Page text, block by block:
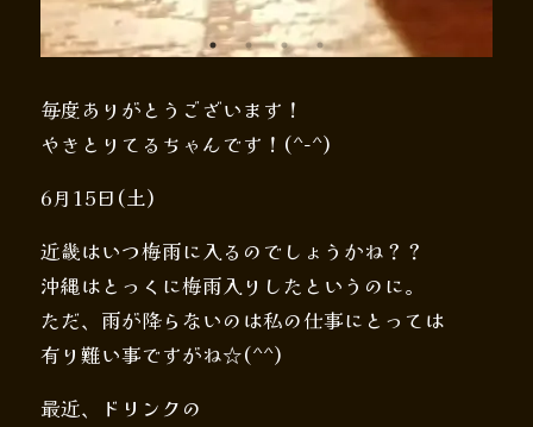
毎度ありがとうございます！
やきとりてるちゃんです！(^-^)
6月15日(土)
近畿はいつ梅雨に入るのでしょうかね？？
沖縄はとっくに梅雨入りしたというのに。
ただ、雨が降らないのは私の仕事にとっては
有り難い事ですがね☆(^^)
最近、ドリンクの